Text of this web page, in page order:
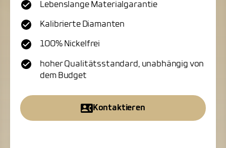
Lebenslange Materialgarantie
Kalibrierte Diamanten
100% Nickelfrei
hoher Qualitätsstandard, unabhängig von
dem Budget
Kontaktieren